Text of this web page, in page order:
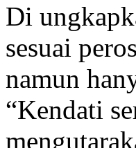
Di
sesuai
namun
“Kendati